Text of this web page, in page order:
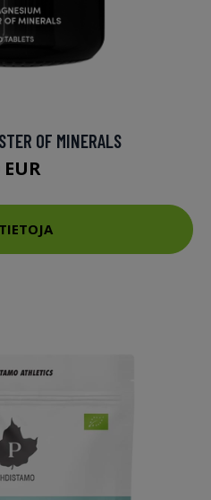
OF MINERALS
EUR